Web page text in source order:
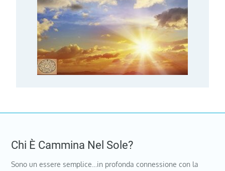
Chi È Cammina Nel Sole?
Sono un essere semplice…in profonda connessione con la